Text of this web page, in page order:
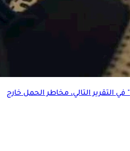
التقرير التالي، مخاطر الحمل خارج